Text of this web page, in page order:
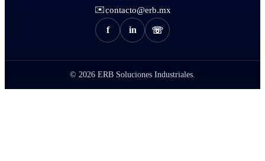
✉️contacto@erb.mx
f in ☏
© 2026 ERB Soluciones Industriales.